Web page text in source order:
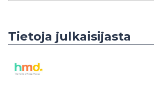
Tietoja julkaisijasta